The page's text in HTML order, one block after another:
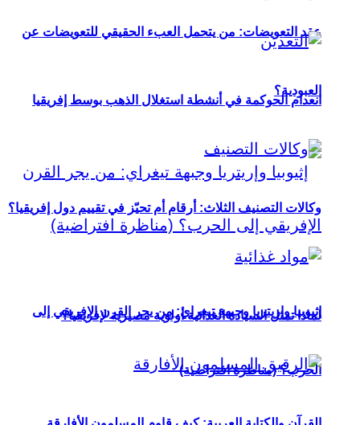
عقد التعويضات: من يتحمل العبء الحقيقي للتعويضات عن
العبودية؟
إثيوبيا وإريتريا وجبهة تيغراي: من يجر القرن الإفريقي إلى
الحرب؟ (مناظرة افتراضية)
انعدام الحوكمة في أنشطة استغلال الذهب بوسط إفريقيا
وكالات التصنيف الثلاث: أرقام أم تحيّز في تقييم دول إفريقيا؟
لماذا تمثل السيادة الغذائية أولوية مصيرية لإفريقيا؟